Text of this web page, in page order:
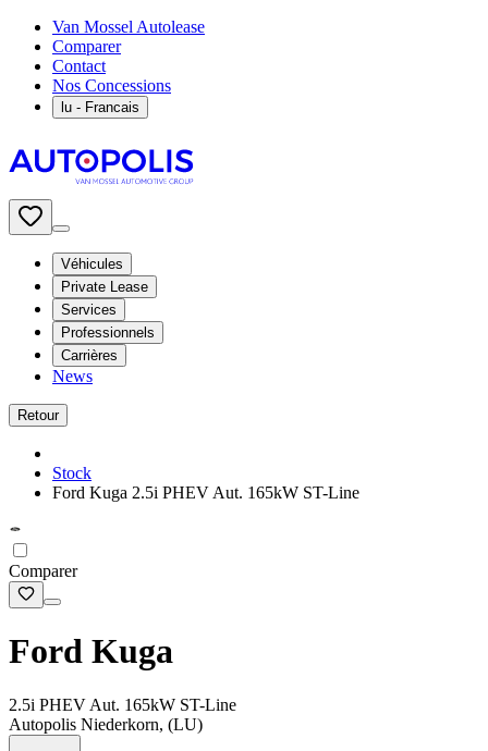
Van Mossel Autolease
Comparer
Contact
Nos Concessions
lu - Francais
Véhicules
Private Lease
Services
Professionnels
Carrières
News
Retour
Stock
Ford Kuga 2.5i PHEV Aut. 165kW ST-Line
Comparer
Ford Kuga
2.5i PHEV Aut. 165kW ST-Line
Autopolis Niederkorn, (LU)